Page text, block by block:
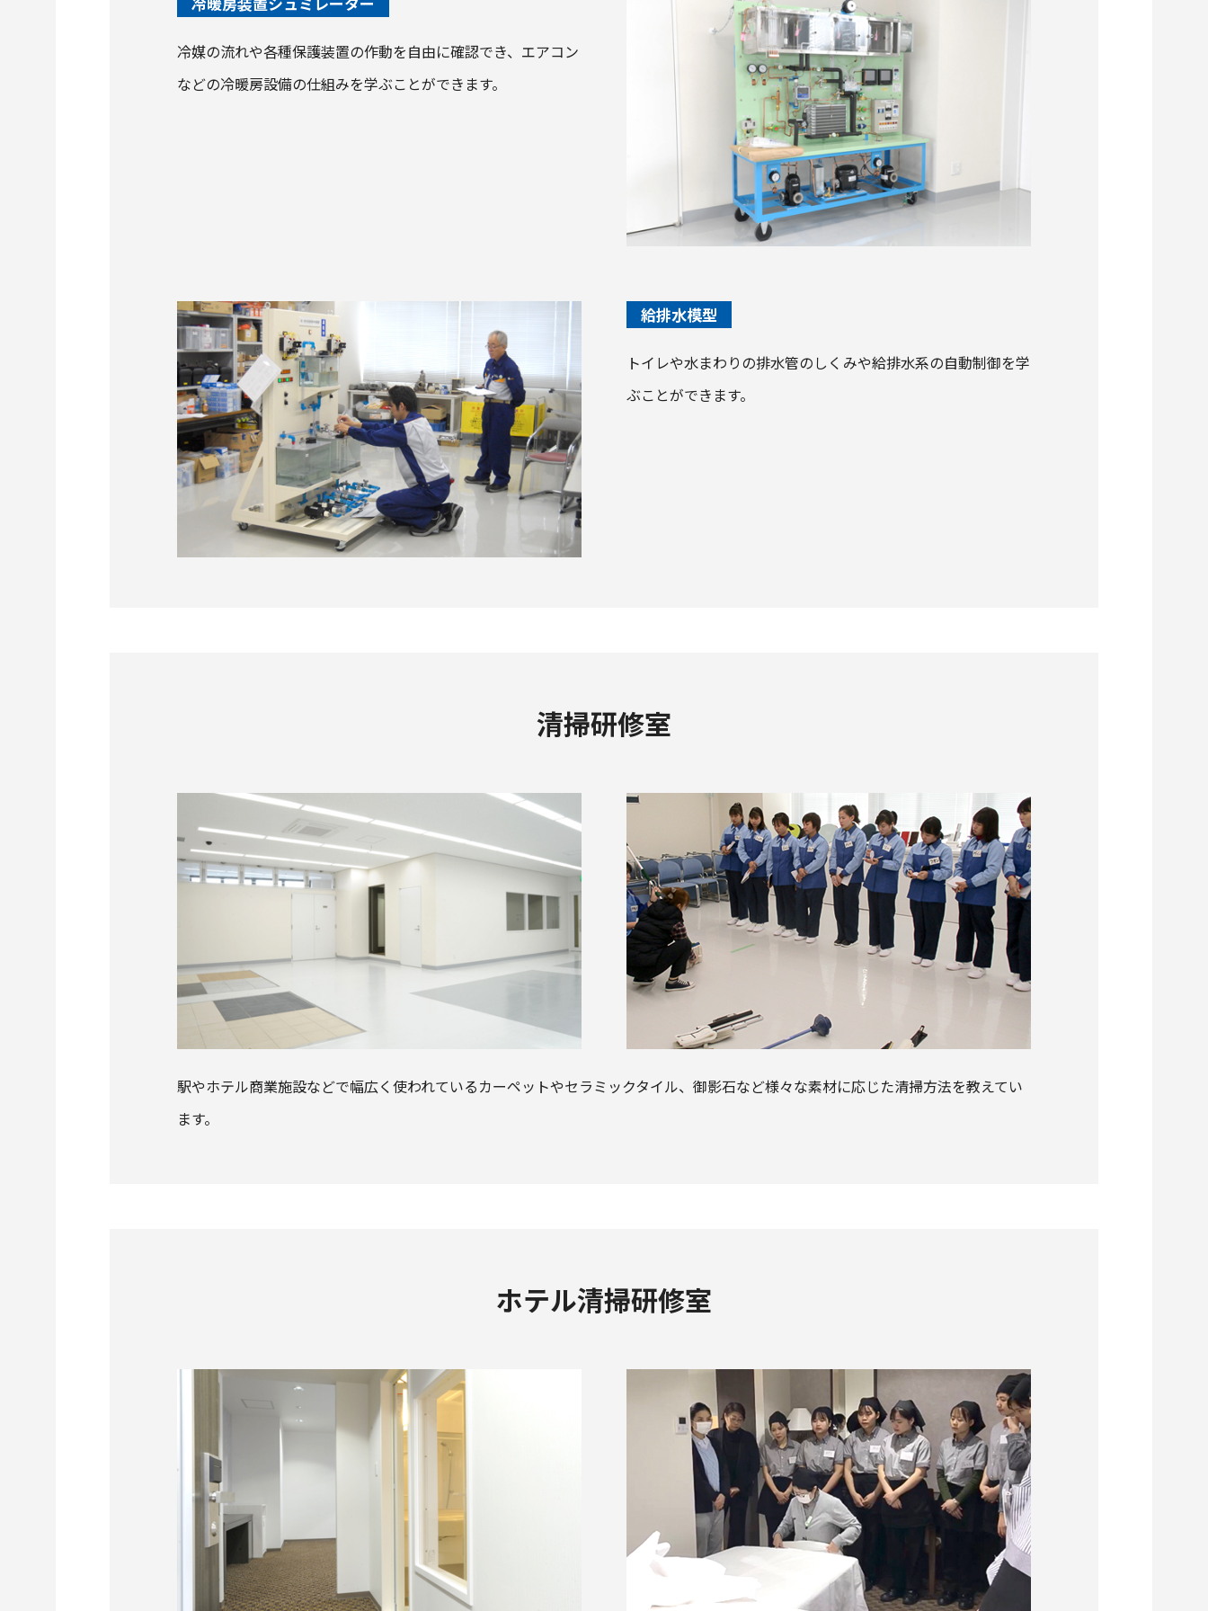
冷媒の流れや各種保護装置の作動を自由に確認でき、エアコン
などの冷暖房設備の仕組みを学ぶことができます。
給排水模型
トイレや水まわりの排水管のしくみや給排水系の自動制御を学
ぶことができます。
清掃研修室
駅やホテル商業施設などで幅広く使われているカーペットやセラミックタイル、御影石など様々な素材に応じた清掃方法を教えてい
ます。
ホテル清掃研修室